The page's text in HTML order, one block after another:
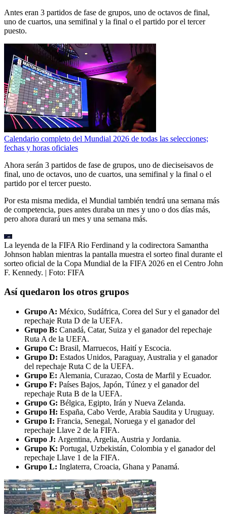
Antes eran 3 partidos de fase de grupos, uno de octavos de final,
uno de cuartos, una semifinal y la final o el partido por el tercer
puesto.
Calendario completo del Mundial 2026 de todas las selecciones;
fechas y horas oficiales
Ahora serán 3 partidos de fase de grupos, uno de dieciseisavos de
final, uno de octavos, uno de cuartos, una semifinal y la final o el
partido por el tercer puesto.
Por esta misma medida, el Mundial también tendrá una semana más
de competencia, pues antes duraba un mes y uno o dos días más,
pero ahora durará un mes y una semana más.
La leyenda de la FIFA Rio Ferdinand y la codirectora Samantha
Johnson hablan mientras la pantalla muestra el sorteo final durante el
sorteo oficial de la Copa Mundial de la FIFA 2026 en el Centro John
F. Kennedy. | Foto: FIFA
Así quedaron los otros grupos
Grupo A: México, Sudáfrica, Corea del Sur y el ganador del
repechaje Ruta D de la UEFA.
Grupo B: Canadá, Catar, Suiza y el ganador del repechaje
Ruta A de la UEFA.
Grupo C: Brasil, Marruecos, Haití y Escocia.
Grupo D: Estados Unidos, Paraguay, Australia y el ganador
del repechaje Ruta C de la UEFA.
Grupo E: Alemania, Curazao, Costa de Marfil y Ecuador.
Grupo F: Países Bajos, Japón, Túnez y el ganador del
repechaje Ruta B de la UEFA.
Grupo G: Bélgica, Egipto, Irán y Nueva Zelanda.
Grupo H: España, Cabo Verde, Arabia Saudita y Uruguay.
Grupo I: Francia, Senegal, Noruega y el ganador del
repechaje Llave 2 de la FIFA.
Grupo J: Argentina, Argelia, Austria y Jordania.
Grupo K: Portugal, Uzbekistán, Colombia y el ganador del
repechaje Llave 1 de la FIFA.
Grupo L: Inglaterra, Croacia, Ghana y Panamá.